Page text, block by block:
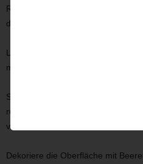
Rühre jetzt die bereits
diese gesamte Creme auf die
Lass das Ganze abkühlen und
mindestens 2 Stunden abgedeckt
Schlage jetzt die Sahne mit
rühre den Esslöffel Puderzucker
verteile sie über das Trifle.
Dekoriere die Oberfläche mit